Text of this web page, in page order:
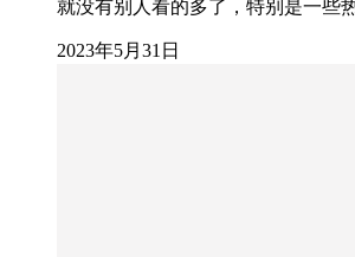
就没有别人看的多了，特别是一些
2023年5月31日